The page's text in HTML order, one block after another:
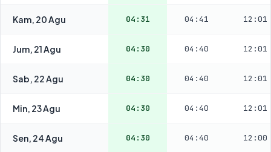
Kam, 20 Agu 04:31 04:41 12:01
Jum, 21 Agu 04:30 04:40 12:01
Sab, 22 Agu 04:30 04:40 12:01
Min, 23 Agu 04:30 04:40 12:01
Sen, 24 Agu 04:30 04:40 12:00